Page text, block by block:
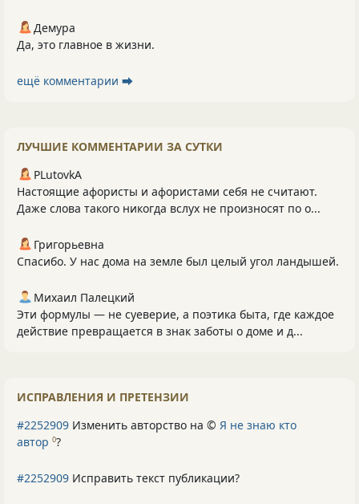
Демура
Да, это главное в жизни.
ещё комментарии ⮕
ЛУЧШИЕ КОММЕНТАРИИ ЗА СУТКИ
PLutоvkА
Настоящие афористы и афористами себя не считают.
Даже слова такого никогда вслух не произносят по о...
Григорьевна
Спасибо. У нас дома на земле был целый угол ландышей.
Михаил Палецкий
Эти формулы — не суеверие, а поэтика быта, где каждое
действие превращается в знак заботы о доме и д...
ИСПРАВЛЕНИЯ И ПРЕТЕНЗИИ
#2252909 Изменить авторство на © Я не знаю кто
автор 0?
#2252909 Исправить текст публикации?